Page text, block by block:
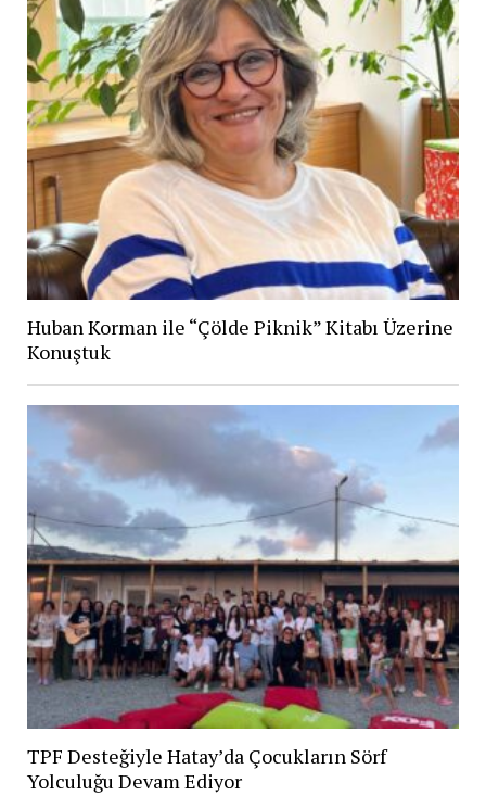
Huban Korman ile “Çölde Piknik” Kitabı Üzerine
Konuştuk
TPF Desteğiyle Hatay’da Çocukların Sörf
Yolculuğu Devam Ediyor